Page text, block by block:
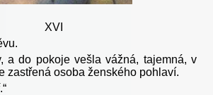
XVI
a do pokoje vešla vážná, tajemná, v
zastřená osoba ženského pohlaví.